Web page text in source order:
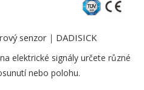
senzor｜DADISICK
elektrické signály určete různé
nebo polohu.